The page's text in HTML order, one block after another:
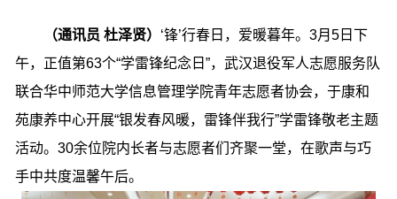
（通讯员 杜泽贤） ‘锋’行春日，爱暖暮年。3月5日下
午，正值第63个“学雷锋纪念日”，武汉退役军人志愿服务队
联合华中师范大学信息管理学院青年志愿者协会，于康和
苑康养中心开展“银发春风暖，雷锋伴我行”学雷锋敬老主题
活动。30余位院内长者与志愿者们齐聚一堂，在歌声与巧
手中共度温馨午后。